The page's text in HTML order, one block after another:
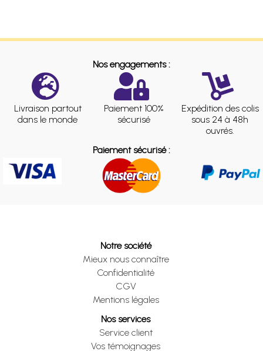
Nos engagements :
Livraison partout
dans le monde
Paiement 100%
sécurisé
Expédition des colis
sous 24 à 48h
ouvrés.
Paiement sécurisé :
Notre société
Mieux nous connaître
Confidentialité
CGV
Mentions légales
Nos services
Service client
Vos témoignages